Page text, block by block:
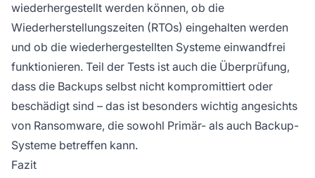
wiederhergestellt werden können, ob die
Wiederherstellungszeiten (RTOs) eingehalten werden
und ob die wiederhergestellten Systeme einwandfrei
funktionieren. Teil der Tests ist auch die Überprüfung,
dass die Backups selbst nicht kompromittiert oder
beschädigt sind – das ist besonders wichtig angesichts
von Ransomware, die sowohl Primär- als auch Backup-
Systeme betreffen kann.
Fazit